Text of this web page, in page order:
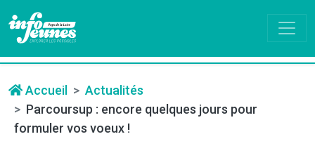
Accueil
Actualités
Parcoursup : encore quelques jours pour
formuler vos voeux !